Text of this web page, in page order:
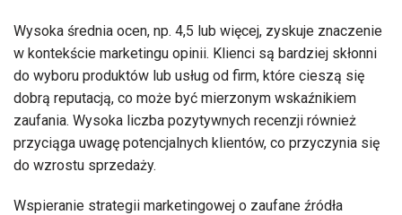
Wysoka średnia ocen, np. 4,5 lub więcej, zyskuje znaczenie
w kontekście marketingu opinii. Klienci są bardziej skłonni
do wyboru produktów lub usług od firm, które cieszą się
dobrą reputacją, co może być mierzonym wskaźnikiem
zaufania. Wysoka liczba pozytywnych recenzji również
przyciąga uwagę potencjalnych klientów, co przyczynia się
do wzrostu sprzedaży.
Wspieranie strategii marketingowej o zaufane źródła